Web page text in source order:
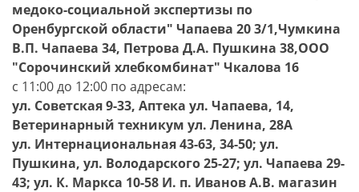
медоко-социальной экспертизы по
Оренбургской области" Чапаева 20 3/1,Чумкина
В.П. Чапаева 34, Петрова Д.А. Пушкина 38,ООО
"Сорочинский хлебкомбинат" Чкалова 16
с 11:00 до 12:00 по адресам:
ул. Советская 9-33, Аптека ул. Чапаева, 14,
Ветеринарный техникум ул. Ленина, 28А
ул. Интернациональная 43-63, 34-50; ул.
Пушкина, ул. Володарского 25-27; ул. Чапаева 29-
43; ул. К. Маркса 10-58 И. п. Иванов А.В. магазин